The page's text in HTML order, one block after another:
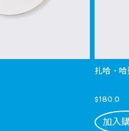
扎哈．
$180.0
加入